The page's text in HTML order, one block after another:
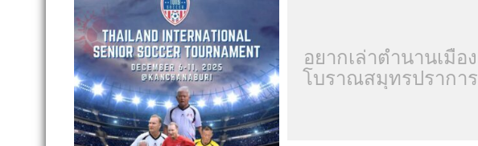
อยากเล่าตำนานเมือง
โบราณสมุทรปราการ